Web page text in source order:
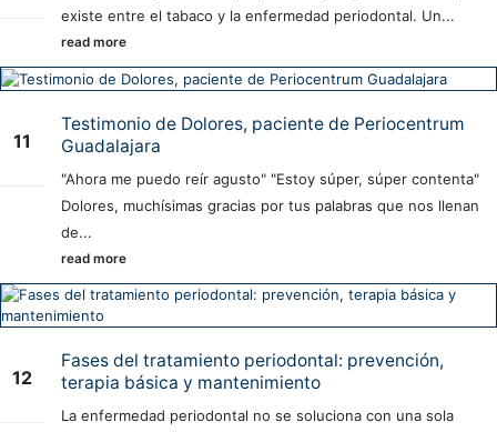
existe entre el tabaco y la enfermedad periodontal. Un...
read more
11
Testimonio de Dolores, paciente de Periocentrum
Guadalajara
"Ahora me puedo reír agusto" "Estoy súper, súper contenta"
Dolores, muchísimas gracias por tus palabras que nos llenan
de...
read more
12
Fases del tratamiento periodontal: prevención,
terapia básica y mantenimiento
La enfermedad periodontal no se soluciona con una sola